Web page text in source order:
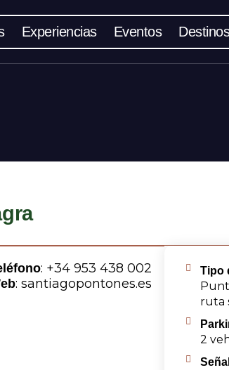
Experiencias Eventos
: +34 953 438 002
: santiagopontones.es
Tipo
ruta
2